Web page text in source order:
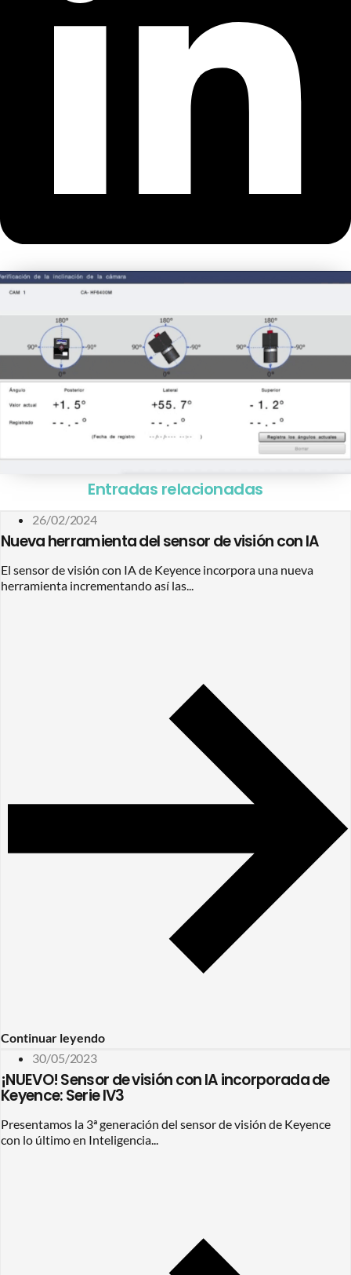
Entradas relacionadas
26/02/2024
Nueva herramienta del sensor de visión con IA
El sensor de visión con IA de Keyence incorpora una nueva
herramienta incrementando así las...
Continuar leyendo
30/05/2023
¡NUEVO! Sensor de visión con IA incorporada de
Keyence: Serie IV3
Presentamos la 3ª generación del sensor de visión de Keyence
con lo último en Inteligencia...